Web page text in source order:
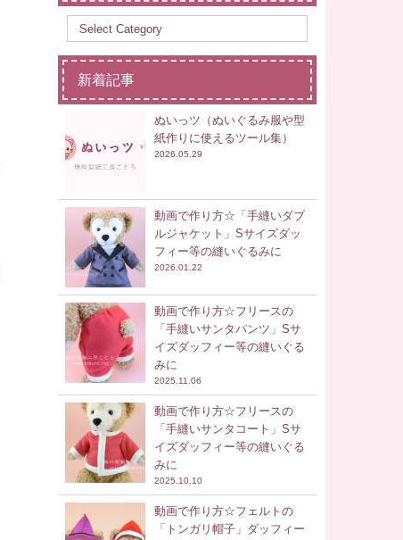
新着記事
ぬいっツ（ぬいぐるみ服や型
紙作りに使えるツール集）
2026.05.29
動画で作り方☆「手縫いダブ
ルジャケット」Sサイズダッ
フィー等の縫いぐるみに
2026.01.22
動画で作り方☆フリースの
「手縫いサンタパンツ」Sサ
イズダッフィー等の縫いぐる
みに
2025.11.06
動画で作り方☆フリースの
「手縫いサンタコート」Sサ
イズダッフィー等の縫いぐる
みに
2025.10.10
動画で作り方☆フェルトの
「トンガリ帽子」ダッフィー